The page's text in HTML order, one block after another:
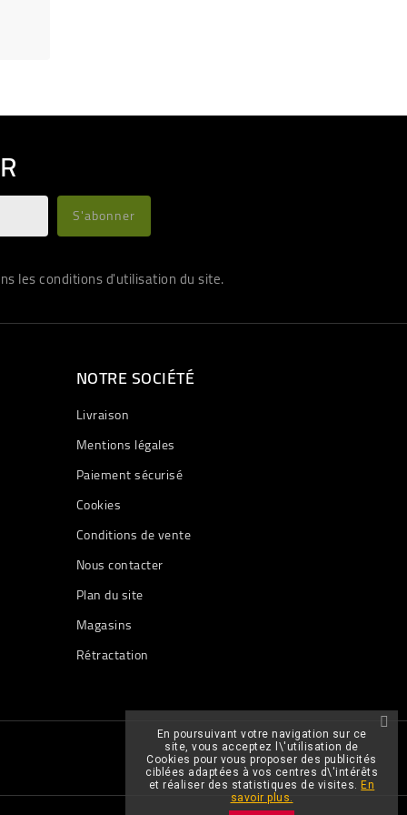
les conditions d'utilisation du site.
NOTRE SOCIÉTÉ
Livraison
Mentions légales
Paiement sécurisé
Cookies
Conditions de vente
Nous contacter
Plan du site
Magasins
Rétractation
En poursuivant votre navigation sur ce
site, vous acceptez l\'utilisation de
Cookies pour vous proposer des publicités
ciblées adaptées à vos centres d\'intérêts
et réaliser des statistiques de visites. En
savoir plus.